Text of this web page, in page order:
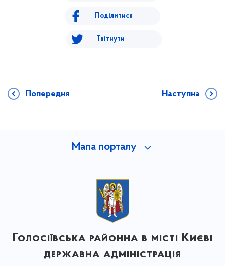
Поділитися
Твітнути
Попередня Наступна
Мапа порталу
Голосіївська районна в місті Києві
державна адміністрація